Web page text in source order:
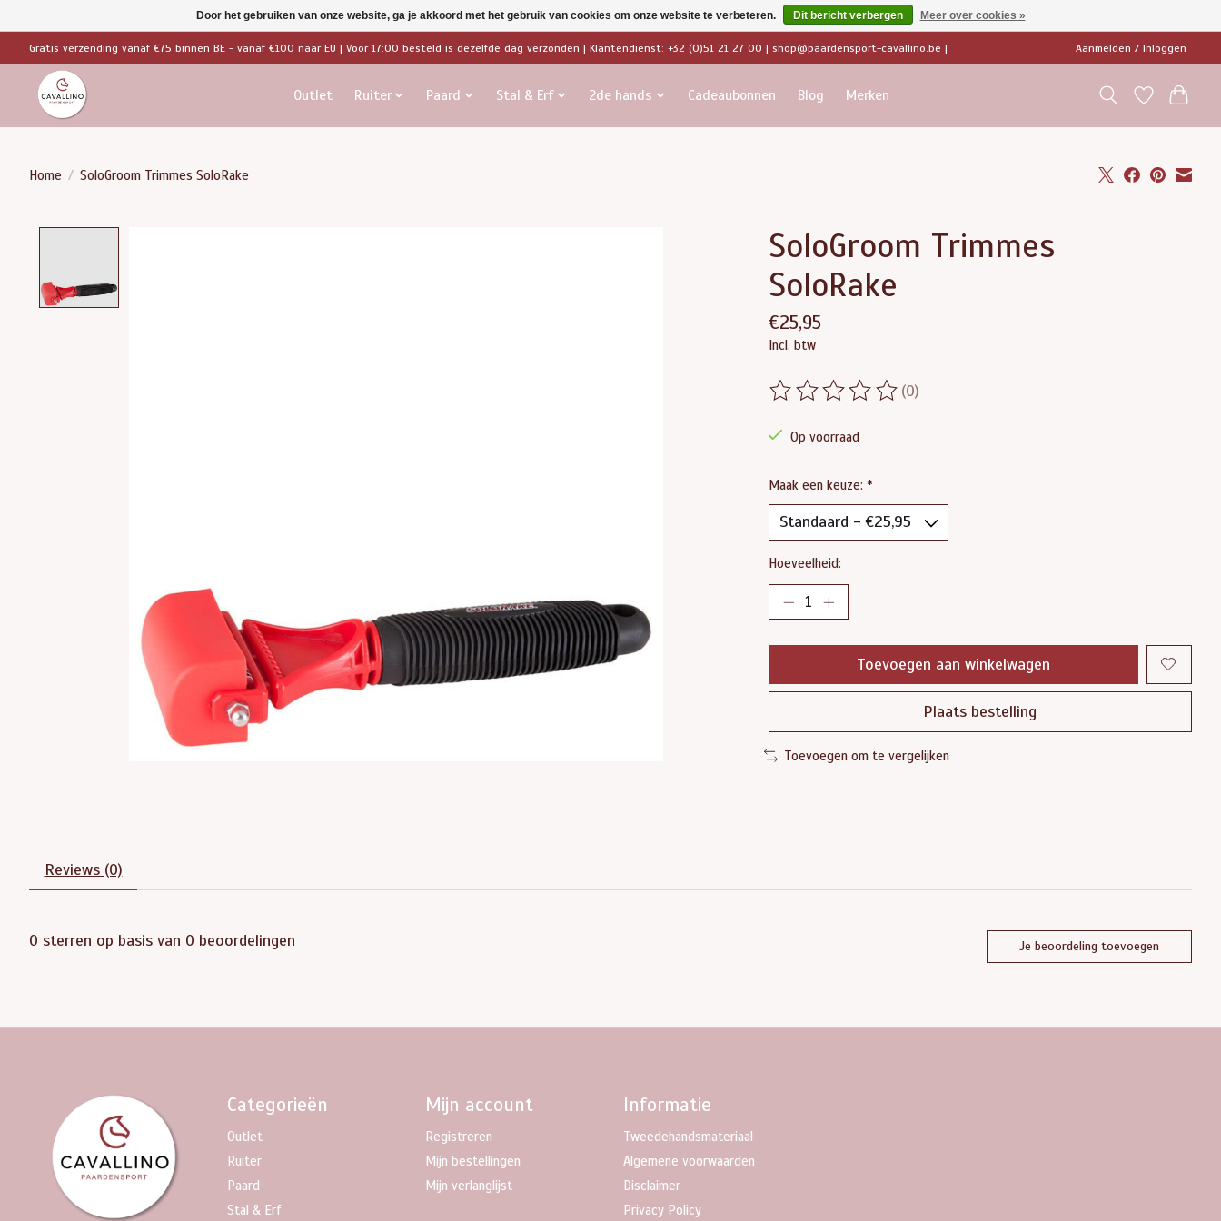
Gratis verzending vanaf €75 binnen BE - vanaf €100 naar EU | Voor 17:00 besteld is dezelfde dag verzonden | Klantendienst: +32 (0)51 21 27 00 | shop@paardensport-cavallino.be | Aanmelden / Inloggen
Outlet Ruiter Paard Stal & Erf 2de hands Cadeaubonnen Blog Merken
Home / SoloGroom Trimmes SoloRake
SoloGroom Trimmes
SoloRake
€25,95
Incl. btw
De beoordeling van dit product is
(0)
Op voorraad
Maak een keuze: *
Hoeveelheid:
Toevoegen aan winkelwagen
Plaats bestelling
Toevoegen om te vergelijken
Reviews (0)
0 sterren op basis van 0 beoordelingen Je beoordeling toevoegen
Categorieën
Outlet
Ruiter
Paard
Stal & Erf
Mijn account
Registreren
Mijn bestellingen
Mijn verlanglijst
Informatie
Tweedehandsmateriaal
Algemene voorwaarden
Disclaimer
Privacy Policy
Door het gebruiken van onze website, ga je akkoord met het gebruik van cookies om onze website te verbeteren. Dit bericht verbergen Meer over cookies »